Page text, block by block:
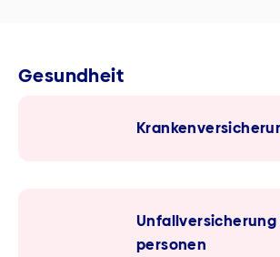
Gesundheit
personen